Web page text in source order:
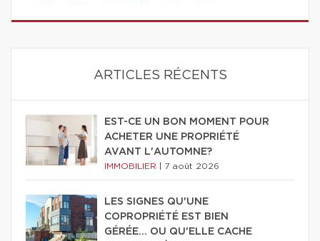
ARTICLES RÉCENTS
EST-CE UN BON MOMENT POUR
ACHETER UNE PROPRIÉTÉ
AVANT L'AUTOMNE?
IMMOBILIER 7 août 2026
LES SIGNES QU'UNE
COPROPRIÉTÉ EST BIEN
GÉRÉE… OU QU'ELLE CACHE